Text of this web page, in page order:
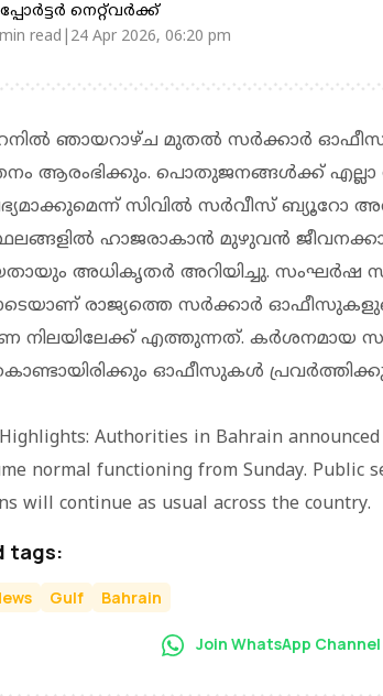
നെറ്റ്‌വര്‍ക്ക്‌
read|24 Apr 2026, 06:20 pm
ഞായറാഴ്ച മുതല്‍ സര്‍ക്കാര്‍
ആരംഭിക്കും. പൊതുജനങ്ങള്‍ക്ക്
ലഭ്യമാക്കുമെന്ന് സിവില്‍ സര്‍വീസ് ബ്യൂറോ
ഹാജരാകാന്‍ മുഴുവന്‍
അധികൃതര്‍ അറിയിച്ചു. സംഘര്‍ഷ
രാജ്യത്തെ സര്‍ക്കാര്‍
നിലയിലേക്ക് എത്തുന്നത്. കര്‍ശനമായ
കൊണ്ടായിരിക്കും ഓഫീസുകള്‍
Authorities in Bahrain
normal functioning from Sunday. Public
will continue as usual across the country.
tags:
Gulf Bahrain
Join WhatsApp Channel